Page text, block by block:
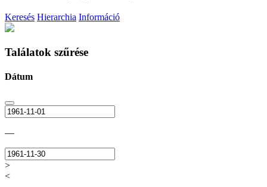
Keresés Hierarchia Információ
Találatok szűrése
Dátum
—
>
<